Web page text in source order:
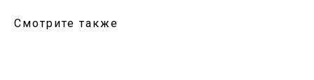
Смотрите также